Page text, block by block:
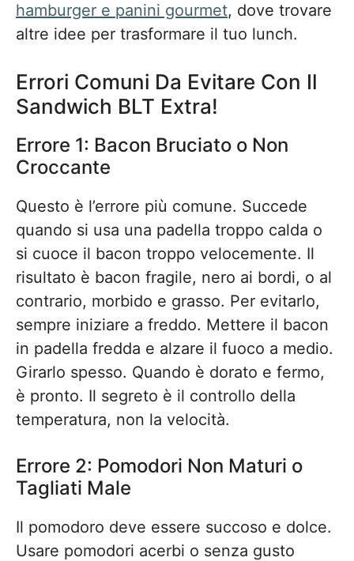
hamburger e panini gourmet, dove trovare
altre idee per trasformare il tuo lunch.
Errori Comuni Da Evitare Con Il
Sandwich BLT Extra!
Errore 1: Bacon Bruciato o Non
Croccante
Questo è l’errore più comune. Succede
quando si usa una padella troppo calda o
si cuoce il bacon troppo velocemente. Il
risultato è bacon fragile, nero ai bordi, o al
contrario, morbido e grasso. Per evitarlo,
sempre iniziare a freddo. Mettere il bacon
in padella fredda e alzare il fuoco a medio.
Girarlo spesso. Quando è dorato e fermo,
è pronto. Il segreto è il controllo della
temperatura, non la velocità.
Errore 2: Pomodori Non Maturi o
Tagliati Male
Il pomodoro deve essere succoso e dolce.
Usare pomodori acerbi o senza gusto